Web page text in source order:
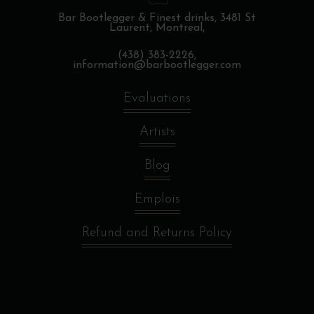
Bar Bootlegger & Finest drinks, 3481 St
Laurent, Montreal,
(438) 383-2226,
information@barbootlegger.com
Evaluations
Artists
Blog
Emplois
Refund and Returns Policy